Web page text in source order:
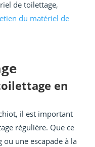
de toilettage,
du matériel de
en
il est important
régulière. Que ce
une escapade à la